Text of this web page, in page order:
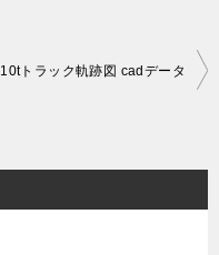
10tトラック軌跡図 cadデータ